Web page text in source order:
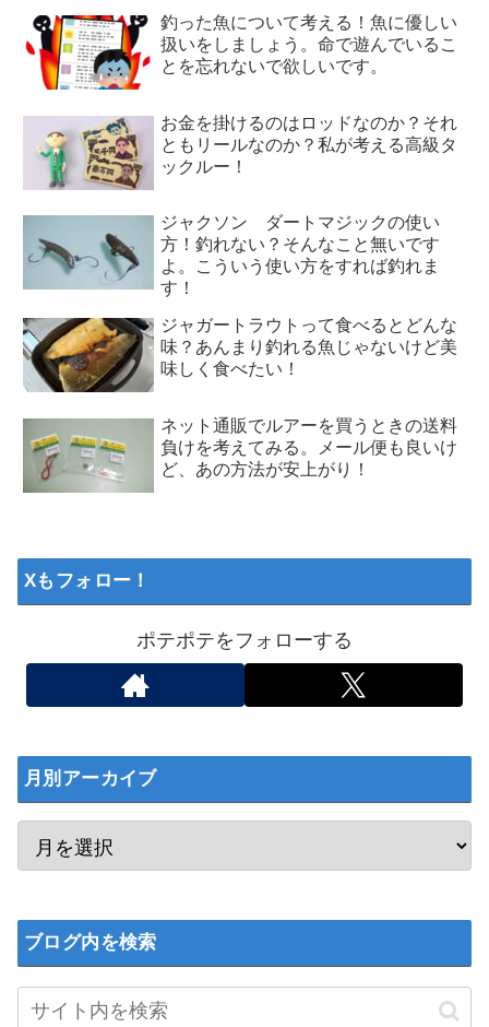
釣った魚について考える！魚に優しい
扱いをしましょう。命で遊んでいるこ
とを忘れないで欲しいです。
お金を掛けるのはロッドなのか？それ
ともリールなのか？私が考える高級タ
ックルー！
ジャクソン ダートマジックの使い
方！釣れない？そんなこと無いです
よ。こういう使い方をすれば釣れま
す！
ジャガートラウトって食べるとどんな
味？あんまり釣れる魚じゃないけど美
味しく食べたい！
ネット通販でルアーを買うときの送料
負けを考えてみる。メール便も良いけ
ど、あの方法が安上がり！
Xもフォロー！
ポテポテをフォローする
月別アーカイブ
ブログ内を検索